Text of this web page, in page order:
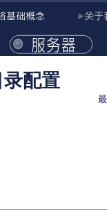
配置